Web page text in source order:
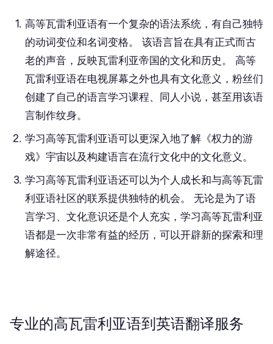
高等瓦雷利亚语有一个复杂的语法系统，有自己独特
的动词变位和名词变格。 该语言旨在具有正式而古
老的声音，反映瓦雷利亚帝国的文化和历史。 高等
瓦雷利亚语在电视屏幕之外也具有文化意义，粉丝们
创建了自己的语言学习课程、同人小说，甚至用该语
言制作纹身。
学习高等瓦雷利亚语可以更深入地了解《权力的游
戏》宇宙以及构建语言在流行文化中的文化意义。
学习高等瓦雷利亚语还可以为个人成长和与高等瓦雷
利亚语社区的联系提供独特的机会。 无论是为了语
言学习、文化意识还是个人充实，学习高等瓦雷利亚
语都是一次非常有益的经历，可以开辟新的探索和理
解途径。
专业的高瓦雷利亚语到英语翻译服务